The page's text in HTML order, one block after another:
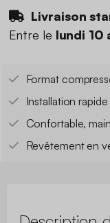
Livraison
Entre le lundi 10
Format
Installation rapide
Confortable,
Revêtement en